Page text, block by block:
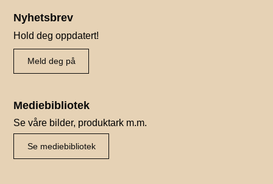
Nyhetsbrev
Hold deg oppdatert!
Meld deg på
Mediebibliotek
Se våre bilder, produktark m.m.
Se mediebibliotek